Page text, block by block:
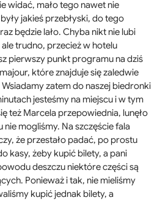
widać, mało tego nawet nie
jakieś przebłyski, do tego
będzie lało. Chyba nikt nie lubi
trudno, przecież w hotelu
pierwszy punkt programu na dziś
które znajduje się zaledwie
zatem do naszej biedronki
jesteśmy na miejscu i w tym
też Marcela przepowiednia, lunęło
mogliśmy. Na szczęście fala
że przestało padać, po prostu
kasy, żeby kupić bilety, a pani
deszczu niektóre części są
Ponieważ i tak, nie mieliśmy
kupić jednak bilety, a